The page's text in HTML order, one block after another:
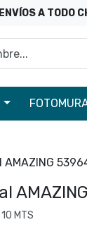
ENVÍOS A TODO
MTS